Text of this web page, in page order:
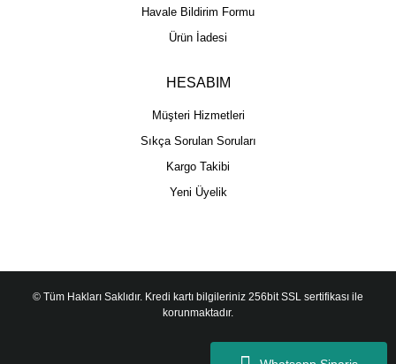
Havale Bildirim Formu
Ürün İadesi
HESABIM
Müşteri Hizmetleri
Sıkça Sorulan Soruları
Kargo Takibi
Yeni Üyelik
© Tüm Hakları Saklıdır. Kredi kartı bilgileriniz 256bit SSL sertifikası ile
korunmaktadır.